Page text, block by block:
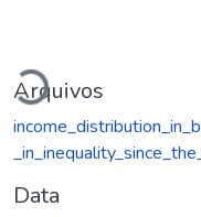
Carregando...
Arquivos
Data